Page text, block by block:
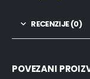
RECENZIJE (0)
POVEZANI